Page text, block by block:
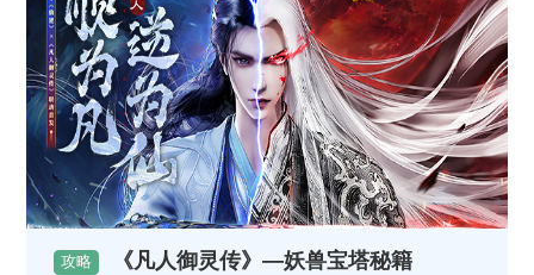
攻略 《凡人御灵传》—妖兽宝塔秘籍